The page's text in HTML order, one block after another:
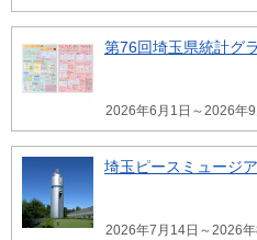
第76回埼玉県統計グ
2026年6月1日～2026年9
埼玉ピースミュージ
2026年7月14日～2026年